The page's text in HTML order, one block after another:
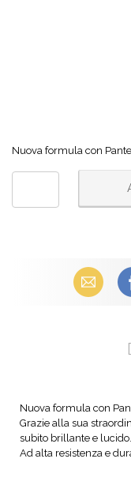
Nuova formula con
Email
Nuova formula con
Grazie alla sua
subito brillante e lucido.
Ad alta resistenza e